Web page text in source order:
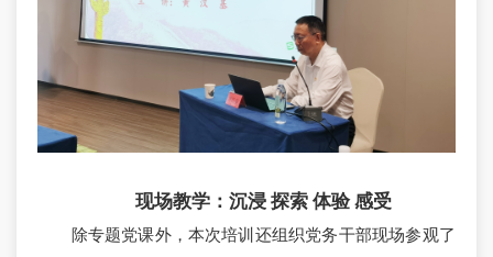
现场教学：沉浸 探索 体验 感受
除专题党课外，本次培训还组织党务干部现场参观了